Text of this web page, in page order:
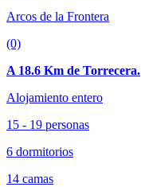
Arcos de la Frontera
(0)
A 18.6 Km de Torrecera.
Alojamiento entero
15 - 19 personas
6 dormitorios
14 camas